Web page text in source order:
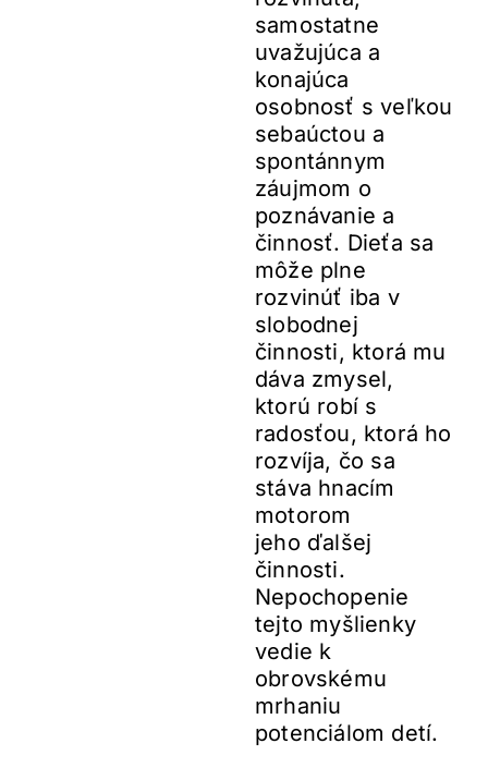
samostatne
uvažujúca a
konajúca
osobnosť s veľkou
sebaúctou a
spontánnym
záujmom o
poznávanie a
činnosť. Dieťa sa
môže plne
rozvinúť iba v
slobodnej
činnosti, ktorá mu
dáva zmysel,
ktorú robí s
radosťou, ktorá ho
rozvíja, čo sa
stáva hnacím
motorom
jeho ďalšej
činnosti.
Nepochopenie
tejto myšlienky
vedie k
obrovskému
mrhaniu
potenciálom detí.